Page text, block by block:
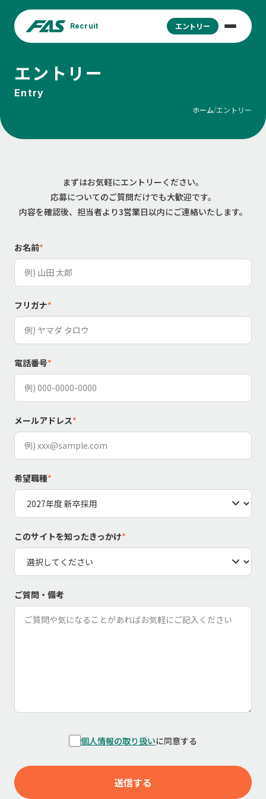
Recruit エントリー
エントリー
Entry
ホーム/エントリー
まずはお気軽にエントリーください。
応募についてのご質問だけでも大歓迎です。
内容を確認後、担当者より3営業日以内にご連絡いたします。
お名前*
フリガナ*
電話番号*
メールアドレス*
希望職種*
このサイトを知ったきっかけ*
ご質問・備考
個人情報の取り扱いに同意する
送信する